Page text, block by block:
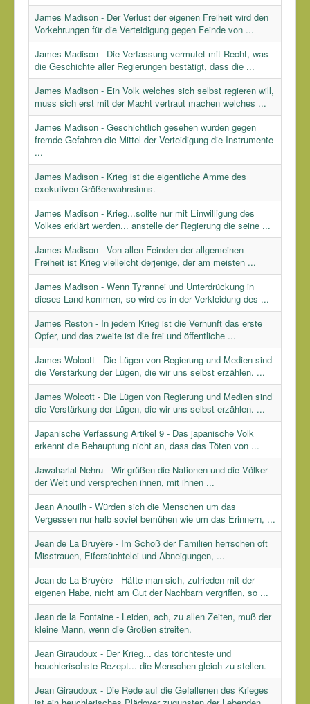
James Madison - Der Verlust der eigenen Freiheit wird den
Vorkehrungen für die Verteidigung gegen Feinde von ...
James Madison - Die Verfassung vermutet mit Recht, was
die Geschichte aller Regierungen bestätigt, dass die ...
James Madison - Ein Volk welches sich selbst regieren will,
muss sich erst mit der Macht vertraut machen welches ...
James Madison - Geschichtlich gesehen wurden gegen
fremde Gefahren die Mittel der Verteidigung die Instrumente
...
James Madison - Krieg ist die eigentliche Amme des
exekutiven Größenwahnsinns.
James Madison - Krieg...sollte nur mit Einwilligung des
Volkes erklärt werden... anstelle der Regierung die seine ...
James Madison - Von allen Feinden der allgemeinen
Freiheit ist Krieg vielleicht derjenige, der am meisten ...
James Madison - Wenn Tyrannei und Unterdrückung in
dieses Land kommen, so wird es in der Verkleidung des ...
James Reston - In jedem Krieg ist die Vernunft das erste
Opfer, und das zweite ist die frei und öffentliche ...
James Wolcott - Die Lügen von Regierung und Medien sind
die Verstärkung der Lügen, die wir uns selbst erzählen. ...
James Wolcott - Die Lügen von Regierung und Medien sind
die Verstärkung der Lügen, die wir uns selbst erzählen. ...
Japanische Verfassung Artikel 9 - Das japanische Volk
erkennt die Behauptung nicht an, dass das Töten von ...
Jawaharlal Nehru - Wir grüßen die Nationen und die Völker
der Welt und versprechen ihnen, mit ihnen ...
Jean Anouilh - Würden sich die Menschen um das
Vergessen nur halb soviel bemühen wie um das Erinnern, ...
Jean de La Bruyère - Im Schoß der Familien herrschen oft
Misstrauen, Eifersüchtelei und Abneigungen, ...
Jean de La Bruyère - Hätte man sich, zufrieden mit der
eigenen Habe, nicht am Gut der Nachbarn vergriffen, so ...
Jean de la Fontaine - Leiden, ach, zu allen Zeiten, muß der
kleine Mann, wenn die Großen streiten.
Jean Giraudoux - Der Krieg... das törichteste und
heuchlerischste Rezept... die Menschen gleich zu stellen.
Jean Giraudoux - Die Rede auf die Gefallenen des Krieges